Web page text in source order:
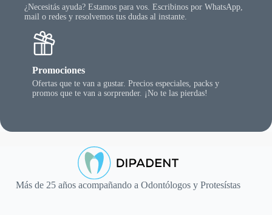
¿Necesitás ayuda? Estamos para vos. Escribinos por WhatsApp,
mail o redes y resolvemos tus dudas al instante.
Promociones
Ofertas que te van a gustar. Precios especiales, packs y
promos que te van a sorprender. ¡No te las pierdas!
Más de 25 años acompañando a Odontólogos y Protesístas